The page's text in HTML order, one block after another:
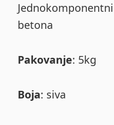
betona
Pakovanje: 5kg
Boja: siva